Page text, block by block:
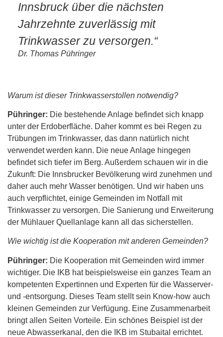
Innsbruck über die nächsten
Jahrzehnte zuverlässig mit
Trinkwasser zu versorgen.“
Dr. Thomas Pühringer
Warum ist dieser Trinkwasserstollen notwendig?
Pühringer: Die bestehende Anlage befindet sich knapp
unter der Erdoberfläche. Daher kommt es bei Regen zu
Trübungen im Trinkwasser, das dann natürlich nicht
verwendet werden kann. Die neue Anlage hingegen
befindet sich tiefer im Berg. Außerdem schauen wir in die
Zukunft: Die Innsbrucker Bevölkerung wird zunehmen und
daher auch mehr Wasser benötigen. Und wir haben uns
auch verpflichtet, einige Gemeinden im Notfall mit
Trinkwasser zu versorgen. Die Sanierung und Erweiterung
der Mühlauer Quellanlage kann all das sicherstellen.
Wie wichtig ist die Kooperation mit anderen Gemeinden?
Pühringer: Die Kooperation mit Gemeinden wird immer
wichtiger. Die IKB hat beispielsweise ein ganzes Team an
kompetenten Expertinnen und Experten für die Wasserver-
und -entsorgung. Dieses Team stellt sein Know-how auch
kleinen Gemeinden zur Verfügung. Eine Zusammenarbeit
bringt allen Seiten Vorteile. Ein schönes Beispiel ist der
neue Abwasserkanal, den die IKB im Stubaital errichtet.